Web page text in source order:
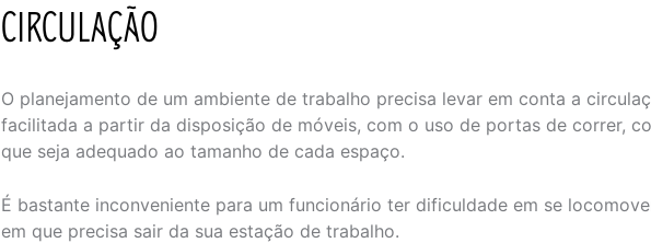
CIRCULAÇÃO
O planejamento de um ambiente de trabalho precisa levar em conta a
facilitada a partir da disposição de móveis, com o uso de portas de correr,
que seja adequado ao tamanho de cada espaço.
É bastante inconveniente para um funcionário ter dificuldade em se
em que precisa sair da sua estação de trabalho.